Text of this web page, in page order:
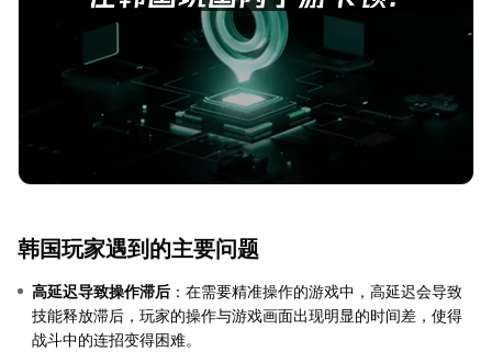
韩国玩家遇到的主要问题
高延迟导致操作滞后 ：在需要精准操作的游戏中，高延迟会导致
技能释放滞后，玩家的操作与游戏画面出现明显的时间差，使得
战斗中的连招变得困难。